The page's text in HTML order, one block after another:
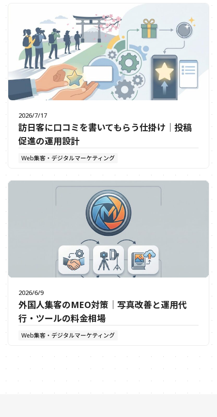
2026/7/17
訪日客に口コミを書いてもらう仕掛け｜投稿
促進の運用設計
Web集客・デジタルマーケティング
2026/6/9
外国人集客のMEO対策｜写真改善と運用代
行・ツールの料金相場
Web集客・デジタルマーケティング